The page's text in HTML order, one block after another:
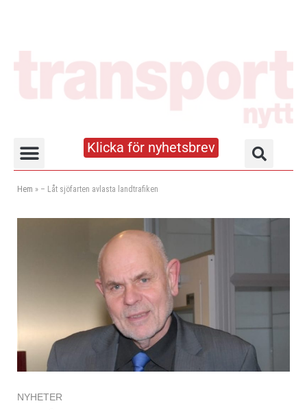
Klicka för nyhetsbrev
Hem » – Låt sjöfarten avlasta landtrafiken
NYHETER